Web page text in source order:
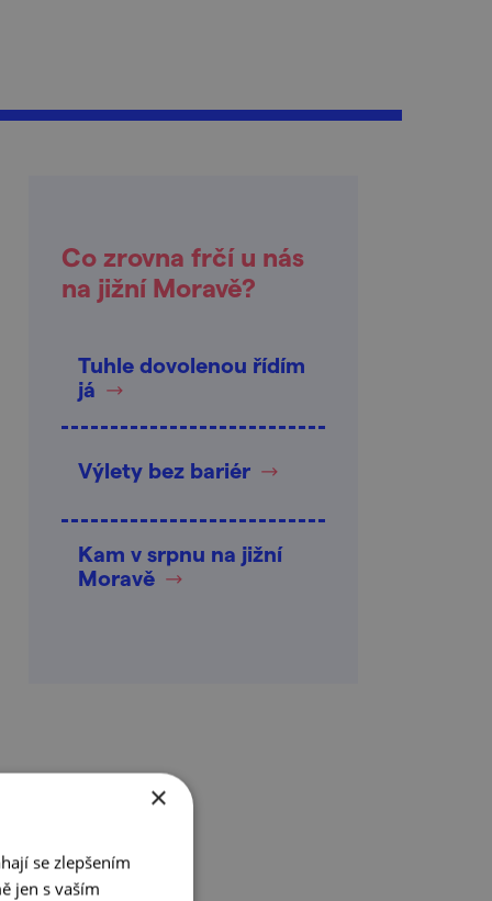
Co zrovna frčí u nás
na jižní Moravě?
Tuhle dovolenou řídím
já
Výlety bez bariér
Kam v srpnu na jižní
Moravě
×
se zlepšením
jen s vaším